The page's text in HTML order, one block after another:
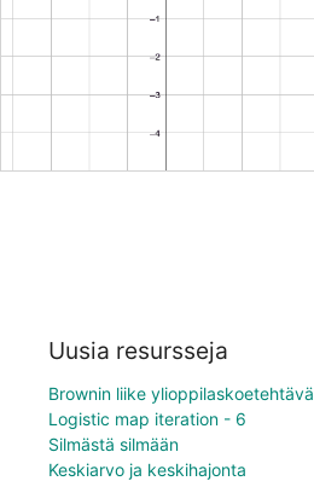
Uusia resursseja
Brownin liike ylioppilaskoetehtävä
Logistic map iteration - 6
Silmästä silmään
Keskiarvo ja keskihajonta